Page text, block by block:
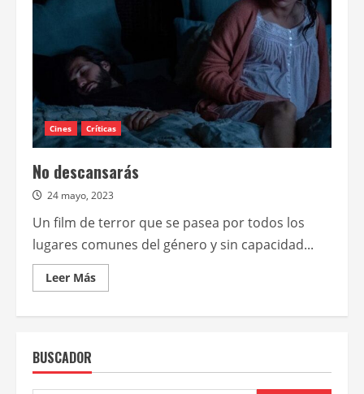
Cines Críticas
No descansarás
24 mayo, 2023
Un film de terror que se pasea por todos los
lugares comunes del género y sin capacidad...
Leer MásLeer
más
BUSCADOR